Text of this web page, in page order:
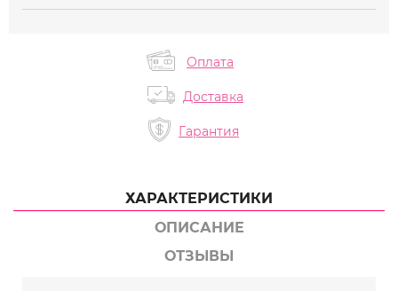
Оплата
Доставка
Гарантия
ХАРАКТЕРИСТИКИ
ОПИСАНИЕ
ОТЗЫВЫ